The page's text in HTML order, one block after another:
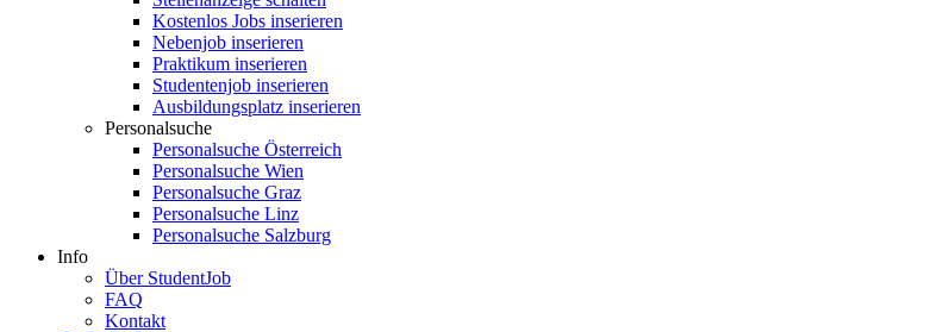
Kostenlos Jobs inserieren
Nebenjob inserieren
Praktikum inserieren
Studentenjob inserieren
Ausbildungsplatz inserieren
Personalsuche
Personalsuche Österreich
Personalsuche Wien
Personalsuche Graz
Personalsuche Linz
Personalsuche Salzburg
Info
Über StudentJob
FAQ
Kontakt